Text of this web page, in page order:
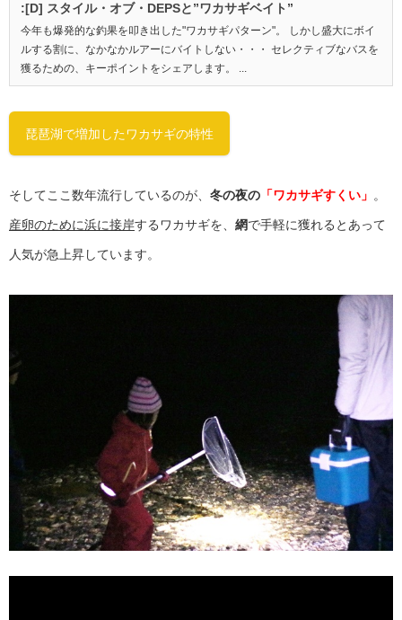
:[D] スタイル・オブ・DEPSと”ワカサギベイト”
今年も爆発的な釣果を叩き出した"ワカサギパターン"。 しかし盛大にボイ
ルする割に、なかなかルアーにバイトしない・・・ セレクティブなバスを
獲るための、キーポイントをシェアします。 ...
琵琶湖で増加したワカサギの特性
そしてここ数年流行しているのが、 冬の夜の 「ワカサギすくい」 。
産卵のために浜に接岸するワカサギを、 網で手軽に獲れるとあって
人気が急上昇しています。